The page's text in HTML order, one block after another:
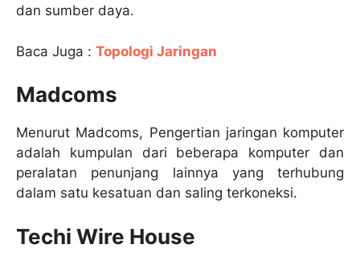
dan sumber daya.
Baca Juga : Topologi Jaringan
Madcoms
Menurut Madcoms, Pengertian jaringan komputer
adalah kumpulan dari beberapa komputer dan
peralatan penunjang lainnya yang terhubung
dalam satu kesatuan dan saling terkoneksi.
Techi Wire House